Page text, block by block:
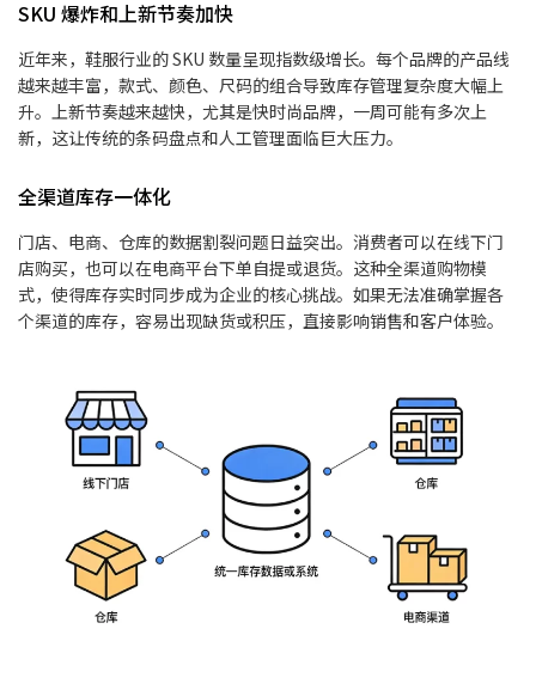
SKU 爆炸和上新节奏加快
近年来，鞋服行业的 SKU 数量呈现指数级增长。每个品牌的产品线
越来越丰富，款式、颜色、尺码的组合导致库存管理复杂度大幅上
升。上新节奏越来越快，尤其是快时尚品牌，一周可能有多次上
新，这让传统的条码盘点和人工管理面临巨大压力。
全渠道库存一体化
门店、电商、仓库的数据割裂问题日益突出。消费者可以在线下门
店购买，也可以在电商平台下单自提或退货。这种全渠道购物模
式，使得库存实时同步成为企业的核心挑战。如果无法准确掌握各
个渠道的库存，容易出现缺货或积压，直接影响销售和客户体验。